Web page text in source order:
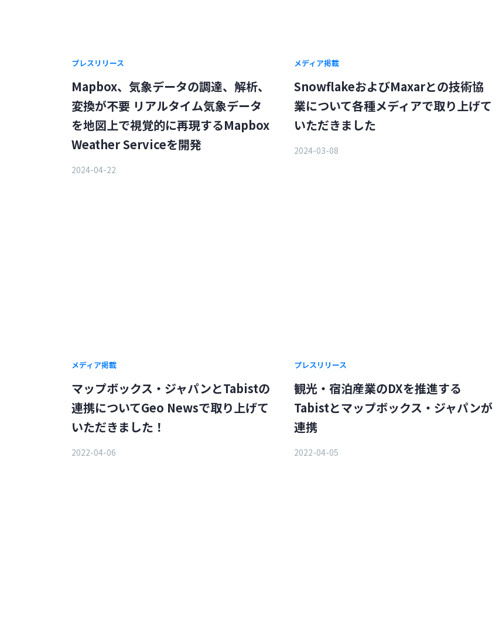
プレスリリース
Mapbox、気象データの調達、解析、
変換が不要 リアルタイム気象データ
を地図上で視覚的に再現するMapbox
Weather Serviceを開発
2024-04-22
メディア掲載
SnowflakeおよびMaxarとの技術協
業について各種メディアで取り上げて
いただきました
2024-03-08
メディア掲載
マップボックス・ジャパンとTabistの
連携についてGeo Newsで取り上げて
いただきました！
2022-04-06
プレスリリース
観光・宿泊産業のDXを推進する
Tabistとマップボックス・ジャパンが
連携
2022-04-05